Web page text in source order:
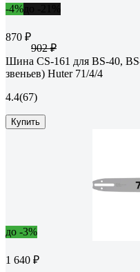
-4%
870 ₽
902 ₽
Шина CS-161 для BS-40,
звеньев) Huter 71/4/4
4.4(67)
Купить
до -3%
1 640 ₽